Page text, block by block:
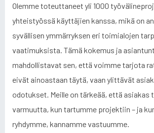
Olemme toteuttaneet yli 1000
yhteistyössä käyttäjien kanssa, mikä on
syvällisen ymmärryksen eri toimialojen
vaatimuksista. Tämä kokemus ja
mahdollistavat sen, että voimme tarjota
eivät ainoastaan täytä, vaan ylittävät
odotukset. Meille on tärkeää, että asiakas
varmuutta, kun tartumme projektiin – ja
ryhdymme, kannamme vastuumme.